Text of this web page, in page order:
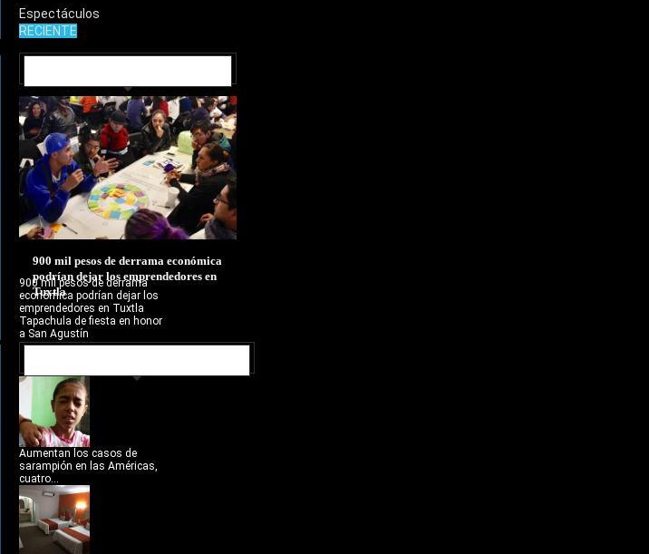
Espectáculos
RECIENTE
900 mil pesos de derrama económica
podrían dejar los emprendedores en
Tuxtla
900 mil pesos de derrama
económica podrían dejar los
emprendedores en Tuxtla
Tapachula de fiesta en honor
a San Agustín
Aumentan los casos de
sarampión en las Américas,
cuatro...